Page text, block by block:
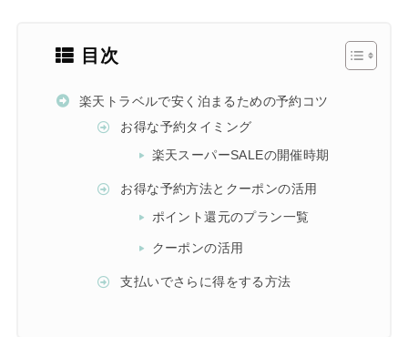
目次
楽天トラベルで安く泊まるための予約コツ
お得な予約タイミング
楽天スーパーSALEの開催時期
お得な予約方法とクーポンの活用
ポイント還元のプラン一覧
クーポンの活用
支払いでさらに得をする方法